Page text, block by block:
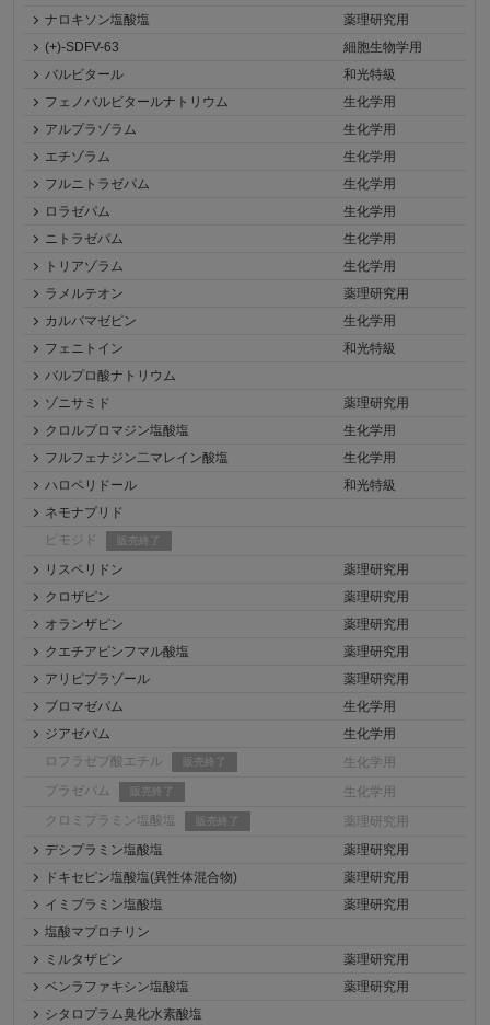
ナロキソン塩酸塩
薬理研究用
(+)-SDFV-63
細胞生物学用
バルビタール
和光特級
フェノバルビタールナトリウム
生化学用
アルプラゾラム
生化学用
エチゾラム
生化学用
フルニトラゼパム
生化学用
ロラゼパム
生化学用
ニトラゼパム
生化学用
トリアゾラム
生化学用
ラメルテオン
薬理研究用
カルバマゼピン
生化学用
フェニトイン
和光特級
バルプロ酸ナトリウム
ゾニサミド
薬理研究用
クロルプロマジン塩酸塩
生化学用
フルフェナジン二マレイン酸塩
生化学用
ハロペリドール
和光特級
ネモナプリド
ピモジド
販売終了
リスペリドン
薬理研究用
クロザピン
薬理研究用
オランザピン
薬理研究用
クエチアピンフマル酸塩
薬理研究用
アリピプラゾール
薬理研究用
ブロマゼパム
生化学用
ジアゼパム
生化学用
ロフラゼプ酸エチル
販売終了
生化学用
プラゼパム
販売終了
生化学用
クロミプラミン塩酸塩
販売終了
薬理研究用
デシプラミン塩酸塩
薬理研究用
ドキセピン塩酸塩(異性体混合物)
薬理研究用
イミプラミン塩酸塩
薬理研究用
塩酸マプロチリン
ミルタザピン
薬理研究用
ベンラファキシン塩酸塩
薬理研究用
シタロプラム臭化水素酸塩